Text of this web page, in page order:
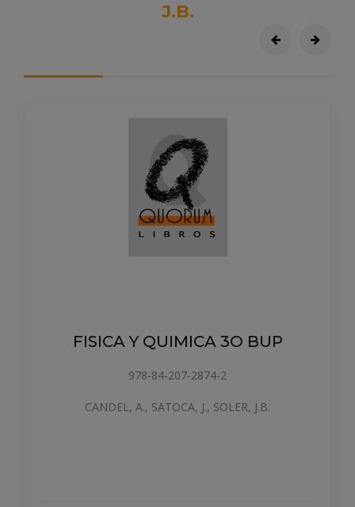
J.B.
FISICA Y QUIMICA 3O BUP
978-84-207-2874-2
CANDEL, A., SATOCA, J., SOLER, J.B.